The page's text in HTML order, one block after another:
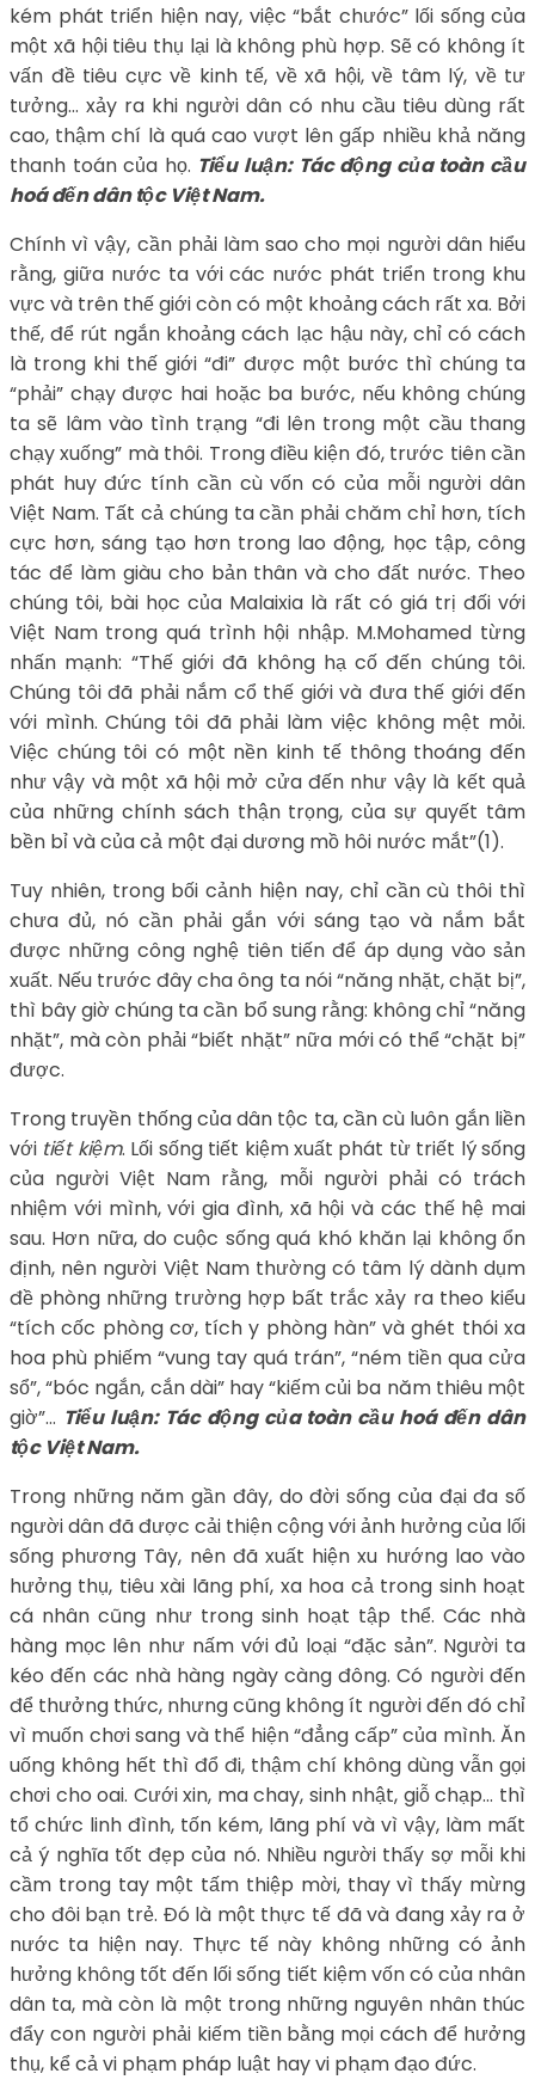
kém phát triển hiện nay, việc “bắt chước” lối sống của
một xã hội tiêu thụ lại là không phù hợp. Sẽ có không ít
vấn đề tiêu cực về kinh tế, về xã hội, về tâm lý, về tư
tưởng… xảy ra khi người dân có nhu cầu tiêu dùng rất
cao, thậm chí là quá cao vượt lên gấp nhiều khả năng
thanh toán của họ. Tiểu luận: Tác động của toàn cầu
hoá đến dân tộc Việt Nam.
Chính vì vậy, cần phải làm sao cho mọi người dân hiểu
rằng, giữa nước ta với các nước phát triển trong khu
vực và trên thế giới còn có một khoảng cách rất xa. Bởi
thế, để rút ngắn khoảng cách lạc hậu này, chỉ có cách
là trong khi thế giới “đi” được một bước thì chúng ta
“phải” chạy được hai hoặc ba bước, nếu không chúng
ta sẽ lâm vào tình trạng “đi lên trong một cầu thang
chạy xuống” mà thôi. Trong điều kiện đó, trước tiên cần
phát huy đức tính cần cù vốn có của mỗi người dân
Việt Nam. Tất cả chúng ta cần phải chăm chỉ hơn, tích
cực hơn, sáng tạo hơn trong lao động, học tập, công
tác để làm giàu cho bản thân và cho đất nước. Theo
chúng tôi, bài học của Malaixia là rất có giá trị đối với
Việt Nam trong quá trình hội nhập. M.Mohamed từng
nhấn mạnh: “Thế giới đã không hạ cố đến chúng tôi.
Chúng tôi đã phải nắm cổ thế giới và đưa thế giới đến
với mình. Chúng tôi đã phải làm việc không mệt mỏi.
Việc chúng tôi có một nền kinh tế thông thoáng đến
như vậy và một xã hội mở cửa đến như vậy là kết quả
của những chính sách thận trọng, của sự quyết tâm
bền bỉ và của cả một đại dương mồ hôi nước mắt”(1).
Tuy nhiên, trong bối cảnh hiện nay, chỉ cần cù thôi thì
chưa đủ, nó cần phải gắn với sáng tạo và nắm bắt
được những công nghệ tiên tiến để áp dụng vào sản
xuất. Nếu trước đây cha ông ta nói “năng nhặt, chặt bị”,
thì bây giờ chúng ta cần bổ sung rằng: không chỉ “năng
nhặt”, mà còn phải “biết nhặt” nữa mới có thể “chặt bị”
được.
Trong truyền thống của dân tộc ta, cần cù luôn gắn liền
với tiết kiệm. Lối sống tiết kiệm xuất phát từ triết lý sống
của người Việt Nam rằng, mỗi người phải có trách
nhiệm với mình, với gia đình, xã hội và các thế hệ mai
sau. Hơn nữa, do cuộc sống quá khó khăn lại không ổn
định, nên người Việt Nam thường có tâm lý dành dụm
đề phòng những trường hợp bất trắc xảy ra theo kiểu
“tích cốc phòng cơ, tích y phòng hàn” và ghét thói xa
hoa phù phiếm “vung tay quá trán”, “ném tiền qua cửa
sổ”, “bóc ngắn, cắn dài” hay “kiếm củi ba năm thiêu một
giờ”… Tiểu luận: Tác động của toàn cầu hoá đến dân
tộc Việt Nam.
Trong những năm gần đây, do đời sống của đại đa số
người dân đã được cải thiện cộng với ảnh hưởng của lối
sống phương Tây, nên đã xuất hiện xu hướng lao vào
hưởng thụ, tiêu xài lãng phí, xa hoa cả trong sinh hoạt
cá nhân cũng như trong sinh hoạt tập thể. Các nhà
hàng mọc lên như nấm với đủ loại “đặc sản”. Người ta
kéo đến các nhà hàng ngày càng đông. Có người đến
để thưởng thức, nhưng cũng không ít người đến đó chỉ
vì muốn chơi sang và thể hiện “đẳng cấp” của mình. Ăn
uống không hết thì đổ đi, thậm chí không dùng vẫn gọi
chơi cho oai. Cưới xin, ma chay, sinh nhật, giỗ chạp… thì
tổ chức linh đình, tốn kém, lãng phí và vì vậy, làm mất
cả ý nghĩa tốt đẹp của nó. Nhiều người thấy sợ mỗi khi
cầm trong tay một tấm thiệp mời, thay vì thấy mừng
cho đôi bạn trẻ. Đó là một thực tế đã và đang xảy ra ở
nước ta hiện nay. Thực tế này không những có ảnh
hưởng không tốt đến lối sống tiết kiệm vốn có của nhân
dân ta, mà còn là một trong những nguyên nhân thúc
đẩy con người phải kiếm tiền bằng mọi cách để hưởng
thụ, kể cả vi phạm pháp luật hay vi phạm đạo đức.